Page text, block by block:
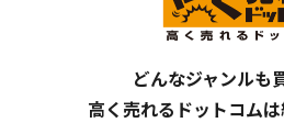
どんなジャンルも
高く売れるドットコム